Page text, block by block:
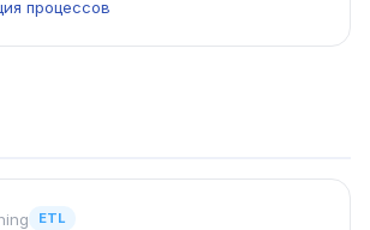
процессов
ETL